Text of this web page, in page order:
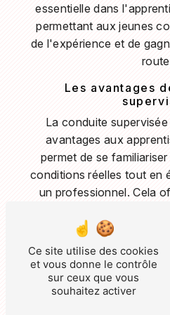
essentielle dans
permettant aux jeunes
de l'expérience et de
Les avantages
La conduite
avantages aux
permet de se
conditions réelles tout en
un professionnel. Cela
douceur entre les cours
seule, réduisant ainsi le
liés à la
École de
partenaire de
L'École de conduite Le
Ce site utilise des cookies
et vous donne le contrôle
sur ceux que vous
souhaitez activer